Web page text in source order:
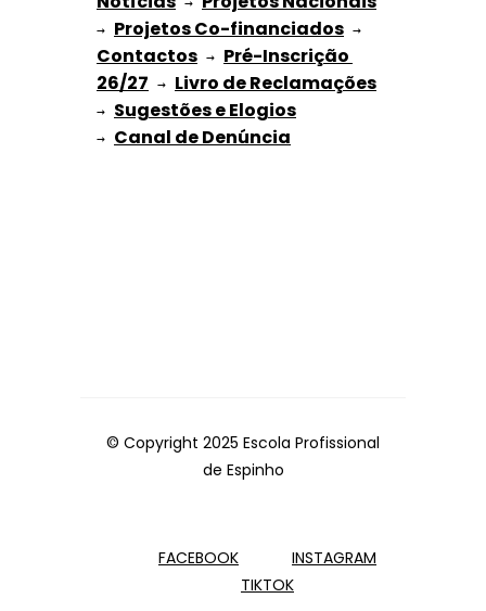
→ Projetos Co-financiados
Contactos → Pré-Inscrição
26/27 → Livro de Reclamações
→ Sugestões e Elogios
→
© Copyright 2025 Escola Profissional
de Espinho
FACEBOOK
INSTAGRAM
TIKTOK